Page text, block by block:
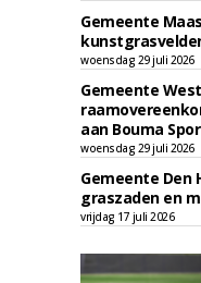
Gemeente
woensdag 29 juli 2026
Gemeente
aan Bouma
woensdag 29 juli 2026
Gemeente Den
graszaden en
vrijdag 17 juli 2026